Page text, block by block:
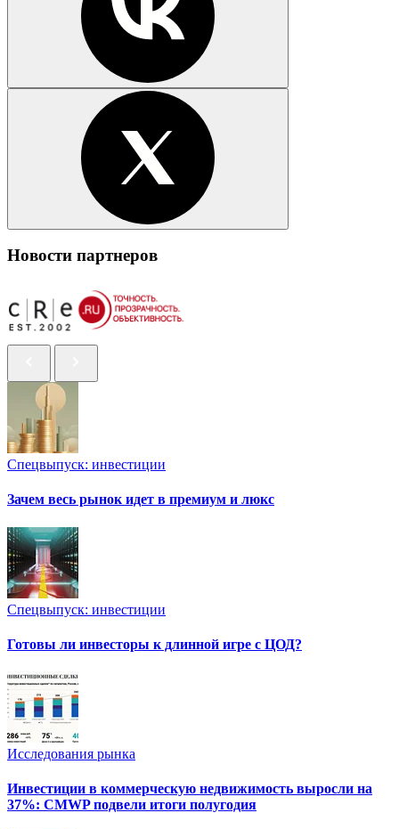
Новости партнеров
Спецвыпуск: инвестиции
Зачем весь рынок идет в премиум и люкс
Спецвыпуск: инвестиции
Готовы ли инвесторы к длинной игре с ЦОД?
Исследования рынка
Инвестиции в коммерческую недвижимость выросли на
37%: CMWP подвели итоги полугодия